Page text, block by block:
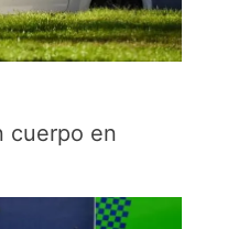
cuerpo en